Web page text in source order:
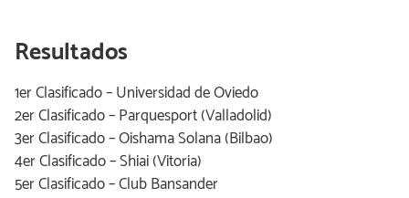
Resultados
1er Clasificado – Universidad de Oviedo
2er Clasificado – Parquesport (Valladolid)
3er Clasificado – Oishama Solana (Bilbao)
4er Clasificado – Shiai (Vitoria)
5er Clasificado – Club Bansander